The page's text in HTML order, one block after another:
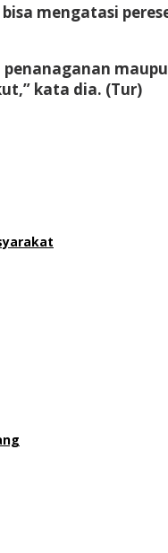
mengatasi
kata dia. (Tur)